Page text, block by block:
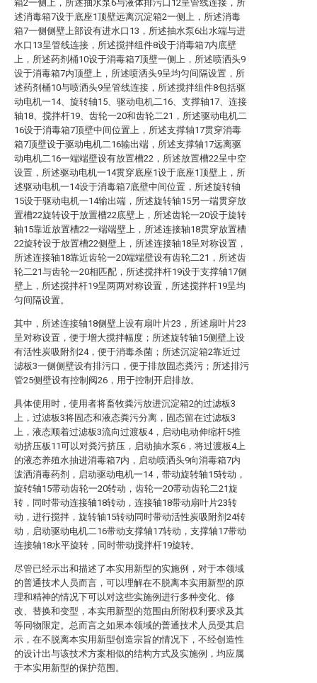
箱2一侧上，所述抽水泵6与液体排污口12呈管线连接，所
述消毒箱7设于底座1顶壁远离沉淀箱2一侧上，所述消毒
箱7一侧侧壁上部设有进水口13，所述抽水泵6出水端与进
水口13呈管线连接，所述搅拌组件8设于消毒箱7内底壁
上，所述药剂桶10设于消毒箱7顶壁一侧上，所述喷洒头9
设于消毒箱7内顶壁上，所述喷洒头9呈均匀间隔设置，所
述药剂桶10与喷洒头9呈管线连接，所述搅拌组件8包括驱
动电机一14、旋转轴15、驱动电机二16、支撑轴17、连接
轴18、搅拌杆19、齿轮一20和齿轮二21，所述驱动电机二
16设于消毒箱7顶壁中间位置上，所述支撑轴17贯穿消毒
箱7顶壁设于驱动电机二16输出端，所述支撑轴17远离驱
动电机二16一端端壁设有放置槽22，所述放置槽22呈中空
设置，所述驱动电机一14贯穿底座1设于底座1顶壁上，所
述驱动电机一14设于消毒箱7底壁中间位置，所述旋转轴
15设于驱动电机一14输出端，所述旋转轴15另一端贯穿放
置槽22旋转设于放置槽22底壁上，所述齿轮一20设于旋转
轴15靠近放置槽22一端端壁上，所述连接轴18贯穿放置槽
22旋转设于放置槽22侧壁上，所述连接轴18呈对称设置，
所述连接轴18靠近齿轮一20端端壁设有齿轮二21，所述齿
轮二21与齿轮一20相匹配，所述搅拌杆19设于支撑轴17侧
壁上，所述搅拌杆19呈两两对称设置，所述搅拌杆19呈均
匀间隔设置。
其中，所述连接轴18侧壁上设有扇叶片23，所述扇叶片23
呈对称设置，便于增大搅拌幅度；所述旋转轴15侧壁上设
有活性炭吸附剂24，便于消毒杀菌；所述沉淀箱2靠近过
滤板3一侧侧壁设有排污口，便于排放固态粪污；所述排污
管25侧壁设有控制阀26，用于控制开启排放。
具体使用时，使用者将畜牧粪污放进沉淀箱2的过滤板3
上，过滤板3将固态和液态粪污分离，固态留在过滤板3
上，液态顺着过滤板3流向过渡板4，启动电动伸缩杆5推
动挤压板11可以对粪污挤压，启动抽水泵6，将过渡板4上
的液态养殖水抽进消毒箱7内，启动喷洒头9向消毒箱7内
泼洒消毒药剂，启动驱动电机一14，带动旋转轴15转动，
旋转轴15带动齿轮一20转动，齿轮一20带动齿轮二21旋
转，同时带动连接轴18转动，连接轴18带动扇叶片23转
动，进行搅拌，旋转轴15转动同时带动活性炭吸附剂24转
动，启动驱动电机二16带动支撑轴17转动，支撑轴17带动
连接轴18水平旋转，同时带动搅拌杆19旋转。
尽管已经示出和描述了本实用新型的实施例，对于本领域
的普通技术人员而言，可以理解在不脱离本实用新型的原
理和精神的情况下可以对这些实施例进行多种变化、修
改、替换和变型，本实用新型的范围由所附权利要求及其
等同物限定。总而言之如果本领域的普通技术人员受其启
示，在不脱离本实用新型创造宗旨的情况下，不经创造性
的设计出与该技术方案相似的结构方式及实施例，均应属
于本实用新型的保护范围。